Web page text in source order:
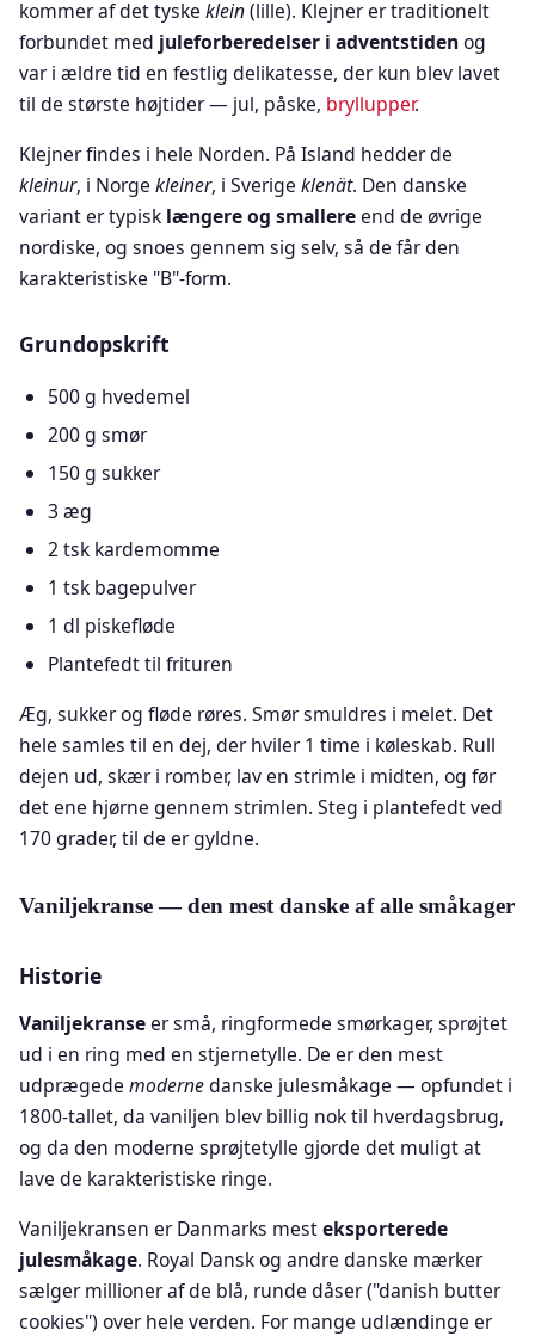
kommer af det tyske klein(lille). Klejner er traditionelt
forbundet med juleforberedelser i adventstidenog
var i ældre tid en festlig delikatesse, der kun blev lavet
til de største højtider — jul, påske, bryllupper.
Klejner findes i hele Norden. På Island hedder de
kleinur, i Norge kleiner, i Sverige klenät. Den danske
variant er typisk længere og smallereend de øvrige
nordiske, og snoes gennem sig selv, så de får den
karakteristiske "B"-form.
Grundopskrift
500 g hvedemel
200 g smør
150 g sukker
3 æg
2 tsk kardemomme
1 tsk bagepulver
1 dl piskefløde
Plantefedt til frituren
Æg, sukker og fløde røres. Smør smuldres i melet. Det
hele samles til en dej, der hviler 1 time i køleskab. Rull
dejen ud, skær i romber, lav en strimle i midten, og før
det ene hjørne gennem strimlen. Steg i plantefedt ved
170 grader, til de er gyldne.
Vaniljekranse — den mest danske af alle småkager
Historie
Vaniljekranseer små, ringformede smørkager, sprøjtet
ud i en ring med en stjernetylle. De er den mest
udprægede modernedanske julesmåkage — opfundet i
1800-tallet, da vaniljen blev billig nok til hverdagsbrug,
og da den moderne sprøjtetylle gjorde det muligt at
lave de karakteristiske ringe.
Vaniljekransen er Danmarks mesteksporterede
julesmåkage. Royal Dansk og andre danske mærker
sælger millioner af de blå, runde dåser ("danish butter
cookies") over hele verden. For mange udlændinge er